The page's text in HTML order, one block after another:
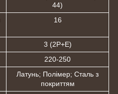
44)
16
3 (2P+E)
220-250
Латунь; Полімер; Сталь з
покриттям